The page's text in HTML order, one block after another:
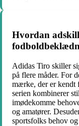
Hvordan
Adidas Tiro skiller
på flere måder. For
mærke, der er kendt
serien kombinerer
imødekomme
og amatører.
sportsfolks behov